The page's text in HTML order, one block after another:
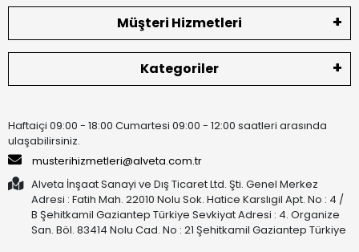
Müşteri Hizmetleri
Kategoriler
Haftaiçi 09:00 - 18:00 Cumartesi 09:00 - 12:00 saatleri arasında
ulaşabilirsiniz.
musterihizmetleri@alveta.com.tr
Alveta İnşaat Sanayi ve Dış Ticaret Ltd. Şti. Genel Merkez
Adresi : Fatih Mah. 22010 Nolu Sok. Hatice Karslıgil Apt. No : 4 /
B Şehitkamil Gaziantep Türkiye Sevkiyat Adresi : 4. Organize
San. Böl. 83414 Nolu Cad. No : 21 Şehitkamil Gaziantep Türkiye